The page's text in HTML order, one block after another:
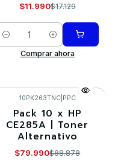
$11.990$17.129
Cantidad
Comprar ahora
-10%
10PK263TNC| PPC
Pack 10 x HP
CE285A | Toner
Alternativo
$79.990$88.878